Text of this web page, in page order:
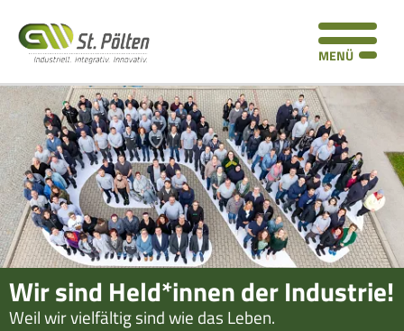
I
n
h
a
l
t
H
a
u
p
t
n
a
v
F
o
o
t
e
r
n
a
e
n
S
o
c
i
a
l
MENÜ
Wir sind Held*innen der Industrie!
Weil wir vielfältig sind wie das Leben.